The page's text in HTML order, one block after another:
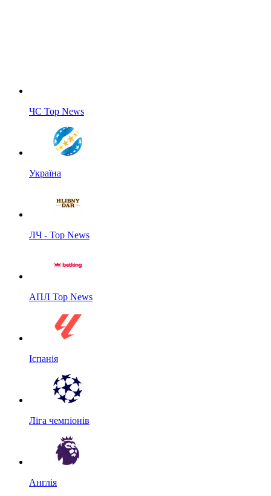
ЧС Top News
Україна
ЛЧ - Top News
АПЛ Top News
Іспанія
Ліга чемпіонів
Англія